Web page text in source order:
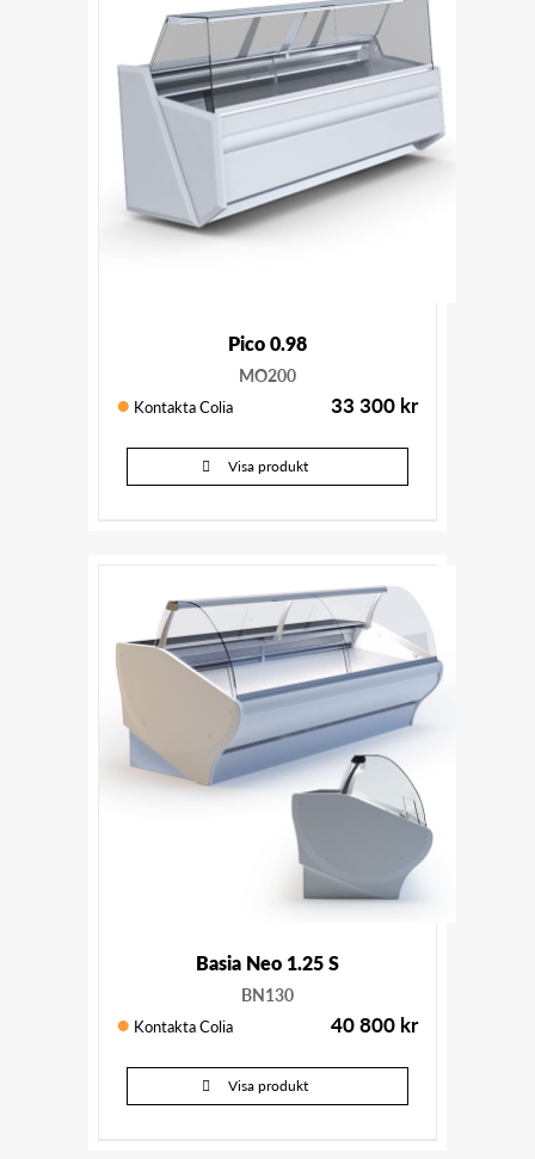
Pico 0.98
MO200
Kontakta Colia 33 300 kr
Visa produkt
Basia Neo 1.25 S
BN130
Kontakta Colia 40 800 kr
Visa produkt